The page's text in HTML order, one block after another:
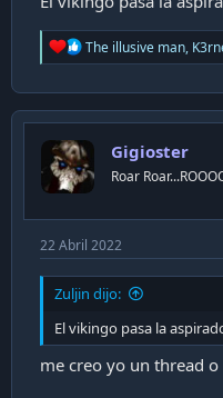
165,5 KB · Visitas: 423
t
o
s
:
Samsarulz,Frapes
R
e
c
t
o
n
The illusive man,
Gigioster
Roar
22 Abril 2022
Zuljin dijo:
El vikingo pasa la
me creo yo un thread o